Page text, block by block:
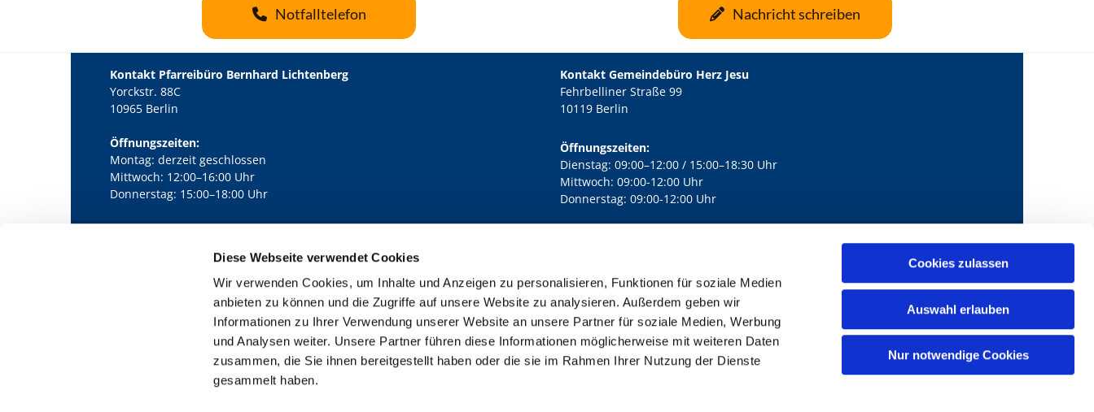
Diese Webseite verwendet Cookies
Wir verwenden Cookies, um Inhalte und Anzeigen zu personalisieren, Funktionen für soziale Medien
anbieten zu können und die Zugriffe auf unsere Website zu analysieren. Außerdem geben wir
Informationen zu Ihrer Verwendung unserer Website an unsere Partner für soziale Medien, Werbung
und Analysen weiter. Unsere Partner führen diese Informationen möglicherweise mit weiteren Daten
zusammen, die Sie ihnen bereitgestellt haben oder die sie im Rahmen Ihrer Nutzung der Dienste
gesammelt haben.
Cookies zulassen
Auswahl erlauben
Nur notwendige Cookies
Notfalltelefon Nachricht schreiben
Kontakt Pfarreibüro Bernhard Lichtenberg
Yorckstr. 88C
10965 Berlin
Öffnungszeiten:
Montag: derzeit geschlossen
Mittwoch: 12:00–16:00 Uhr
Donnerstag: 15:00–18:00 Uhr
Kontakt Gemeindebüro Herz Jesu
Fehrbelliner Straße 99
10119 Berlin
Öffnungszeiten:
Dienstag: 09:00–12:00 / 15:00–18:30 Uhr
Mittwoch: 09:00-12:00 Uhr
Donnerstag: 09:00-12:00 Uhr
Kath. Kirchengemeinde Pfarrei Bernhard Lichtenberg Berlin-Mitte · Yorckstr. 88C, 10965 Berlin mail@bernhard-lichtenberg.berlin
Kontaktinformationen Impressum